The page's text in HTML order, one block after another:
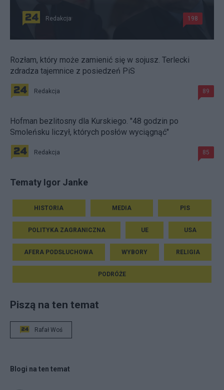
Redakcja 198
Rozłam, który może zamienić się w sojusz. Terlecki
zdradza tajemnice z posiedzeń PiS
Redakcja 89
Hofman bezlitosny dla Kurskiego. "48 godzin po
Smoleńsku liczył, których posłów wyciągnąć"
Redakcja 85
Tematy Igor Janke
HISTORIA MEDIA PIS
POLITYKA ZAGRANICZNA UE USA
AFERA PODSŁUCHOWA WYBORY RELIGIA
PODRÓŻE
Piszą na ten temat
Rafał Woś
Blogi na ten temat